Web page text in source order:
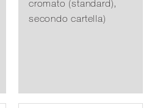
cromato (standard),
secondo cartella)